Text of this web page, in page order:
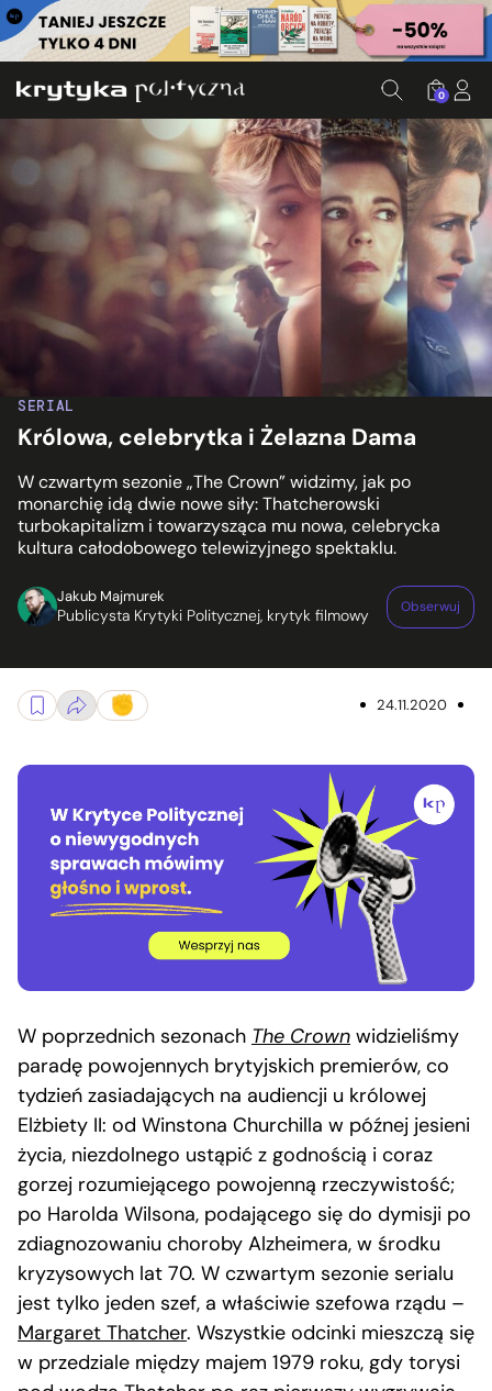
0
SERIAL
Królowa, celebrytka i Żelazna Dama
W czwartym sezonie „The Crown” widzimy, jak po
monarchię idą dwie nowe siły: Thatcherowski
turbokapitalizm i towarzysząca mu nowa, celebrycka
kultura całodobowego telewizyjnego spektaklu.
Jakub Majmurek
Publicysta Krytyki Politycznej, krytyk filmowy Obserwuj
24.11.2020
W poprzednich sezonach The Crown widzieliśmy
paradę powojennych brytyjskich premierów, co
tydzień zasiadających na audiencji u królowej
Elżbiety II: od Winstona Churchilla w późnej jesieni
życia, niezdolnego ustąpić z godnością i coraz
gorzej rozumiejącego powojenną rzeczywistość;
po Harolda Wilsona, podającego się do dymisji po
zdiagnozowaniu choroby Alzheimera, w środku
kryzysowych lat 70. W czwartym sezonie serialu
jest tylko jeden szef, a właściwie szefowa rządu –
Margaret Thatcher. Wszystkie odcinki mieszczą się
w przedziale między majem 1979 roku, gdy torysi